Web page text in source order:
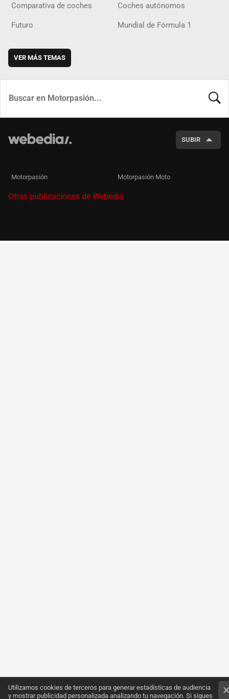
Comparativa de coches Coches autónomos
Futuro Mundial de Fórmula 1
VER MÁS TEMAS
SUBIR
Motorpasión Motorpasión Moto
Otras publicaciones de Webedia
Utilizamos cookies de terceros para generar estadísticas de audiencia
y mostrar publicidad personalizada analizando tu navegación. Si sigues